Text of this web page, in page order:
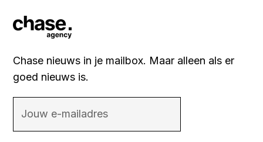
Chase nieuws in je mailbox. Maar alleen als er
goed nieuws is.